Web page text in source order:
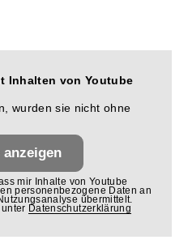
Inhalten von Youtube
wurden sie nicht ohne
anzeigen
mir Inhalte von Youtube
personenbezogene Daten an
übermittelt.
Datenschutzerklärung